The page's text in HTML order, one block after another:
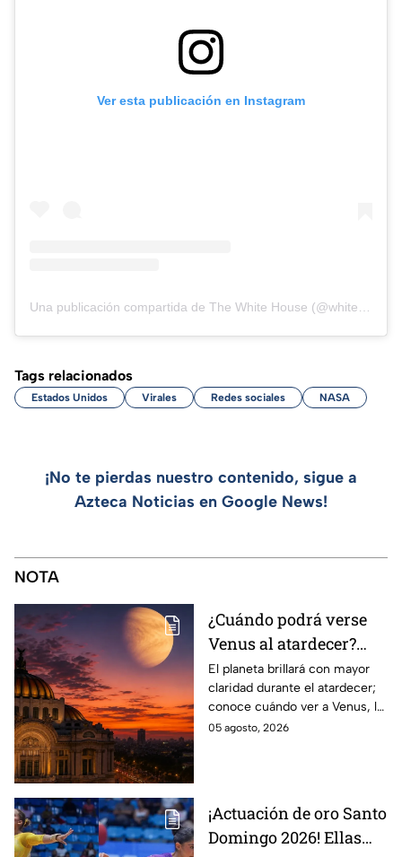
Ver esta publicación en Instagram
Una publicación compartida de The White House (@whitehouse)
Tags relacionados
Estados Unidos Virales Redes sociales NASA
¡No te pierdas nuestro contenido, sigue a
Azteca Noticias en Google News!
NOTA
¿Cuándo podrá verse
Venus al atardecer?
Esta es la fecha y la
mejor hora para
observarlo
El planeta brillará con mayor
claridad durante el atardecer;
conoce cuándo ver a Venus, la
mejor hora y hacia dónde
05 agosto, 2026
¡Actuación de oro Santo
Domingo 2026! Ellas